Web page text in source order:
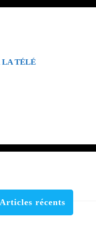
LA TÉLÉ
Articles récents